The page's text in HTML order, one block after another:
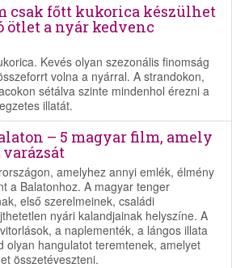
csak főtt kukorica készülhet
a nyár kedvenc
Kevés olyan szezonális finomság
volna a nyárral. A strandokon,
sétálva szinte mindenhol érezni a
illatát.
– 5 magyar film, amely
varázsát
amelyhez annyi emlék, élmény
a Balatonhoz. A magyar tenger
első szerelmeinek, családi
nyári kalandjainak helyszíne. A
a naplementék, a lángos illata
olyan hangulatot teremtenek, amelyet
összetéveszteni.